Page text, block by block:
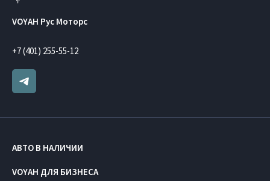
VOYAH Рус Моторс
+7 (401) 255-55-12
АВТО В НАЛИЧИИ
VOYAH ДЛЯ БИЗНЕСА